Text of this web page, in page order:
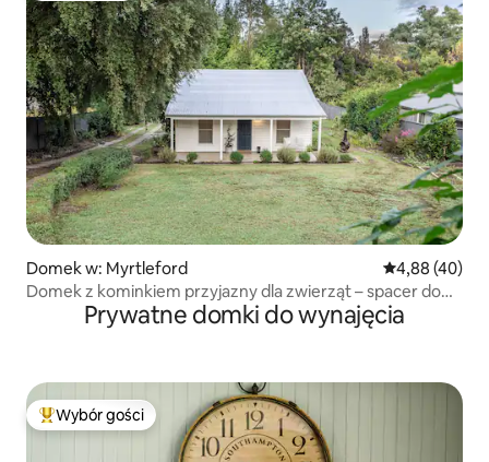
Domek w: Myrtleford Średnia
4,88 (40)
Domek z kominkiem przyjazny dla zwierząt – spacer do
Prywatne domki do wynajęcia
Najpopularniejsze z kategorii Wybór gości
Wybór gości